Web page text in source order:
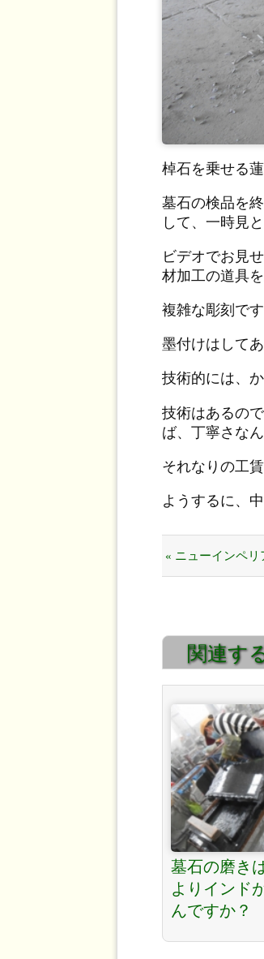
棹石を乗せる
墓石の検品を
して、一時見
ビデオでお見
材加工の道具
複雑な彫刻で
墨付けはして
技術的には、
技術はあるの
ば、丁寧さな
それなりの工
ようするに、
« ニューインペリ
関連す
墓石の磨き
よりインド
んですか？